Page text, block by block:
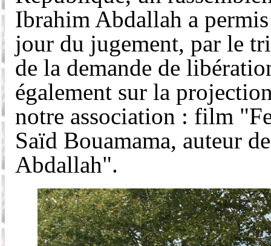
Ibrahim Abdallah a
jour du jugement, par le
de la demande de
également sur la
notre association : film
Saïd Bouamama, auteur
Abdallah".